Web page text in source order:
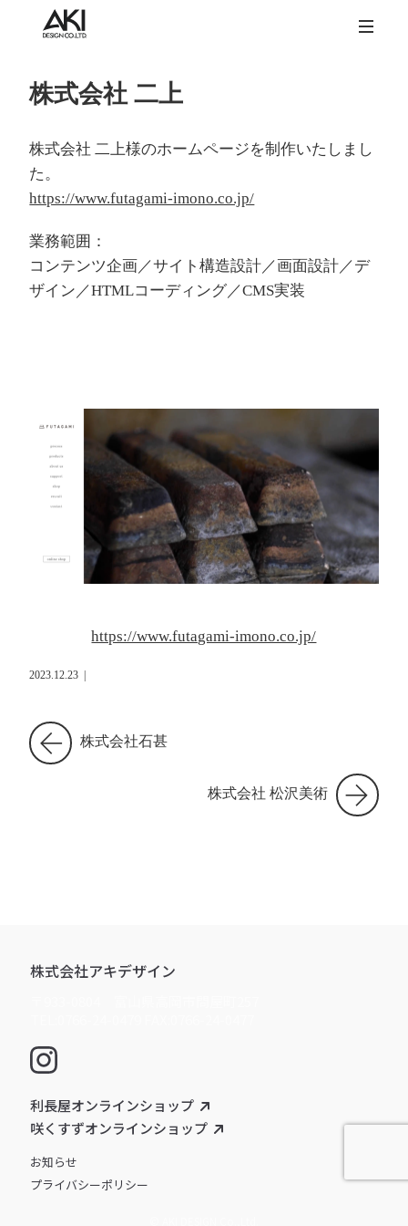
株式会社 二上
株式会社 二上様のホームページを制作いたしまし
た。
https://www.futagami-imono.co.jp/
業務範囲：
コンテンツ企画／サイト構造設計／画面設計／デ
ザイン／HTMLコーディング／CMS実装
https://www.futagami-imono.co.jp/
2023.12.23
株式会社石甚
株式会社 松沢美術
株式会社アキデザイン
利長屋オンラインショップ
咲くすずオンラインショップ
お知らせ
プライバシーポリシー